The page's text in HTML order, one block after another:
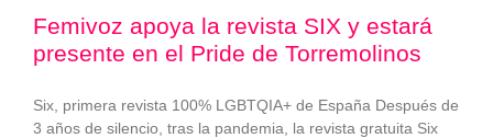
Femivoz apoya la revista SIX y estará
presente en el Pride de Torremolinos
Six, primera revista 100% LGBTQIA+ de España Después de
3 años de silencio, tras la pandemia, la revista gratuita Six